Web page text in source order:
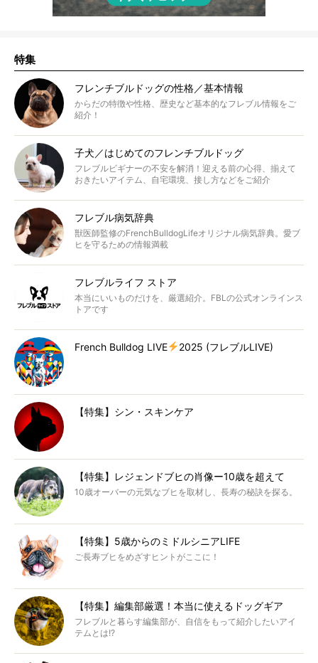
特集
フレンチブルドッグの性格／基本情報
からだの特徴や性格、歴史など基本的なフレブル情報をご
紹介！
子犬／はじめてのフレンチブルドッグ
フレブルビギナーの不安を解消！迎える前の心得、揃えて
おきたいアイテム、自宅環境、接し方などをご紹介
フレブル病気辞典
獣医師監修のFrenchBulldogLifeオリジナル病気辞典。愛ブ
ヒを守るための情報満載
フレブルライフ ストア
本当にいいものだけを、厳選紹介。FBLの公式オンラインス
トアです
French Bulldog LIVE 2025 (フレブルLIVE)
【特集】シン・スキンケア
【特集】レジェンドブヒの肖像ー10歳を超えて
10歳オーバーの元気なブヒを取材し、長寿の秘訣を探る。
【特集】5歳からのミドルシニアLIFE
ご長寿ブヒをめざすヒントがここに！
【特集】編集部厳選！本当に使えるドッグギア
フレブルと暮らす編集部が、自信をもって紹介したいアイ
テムとは!?